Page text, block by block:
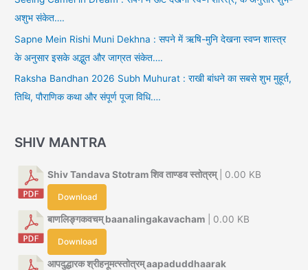
अशुभ संकेत….
Sapne Mein Rishi Muni Dekhna : सपने में ऋषि-मुनि देखना स्वप्न शास्त्र
के अनुसार इसके अद्भुत और जाग्रत संकेत….
Raksha Bandhan 2026 Subh Muhurat : राखी बांधने का सबसे शुभ मुहूर्त,
तिथि, पौराणिक कथा और संपूर्ण पूजा विधि….
SHIV MANTRA
Shiv Tandava Stotram शिव ताण्डव स्तोत्रम्| 0.00 KB
Download
बाणलिङ्गकवचम् baanalingakavacham | 0.00 KB
Download
आपदुद्धारक श्रीहनूमत्स्तोत्रम् aapaduddhaarak